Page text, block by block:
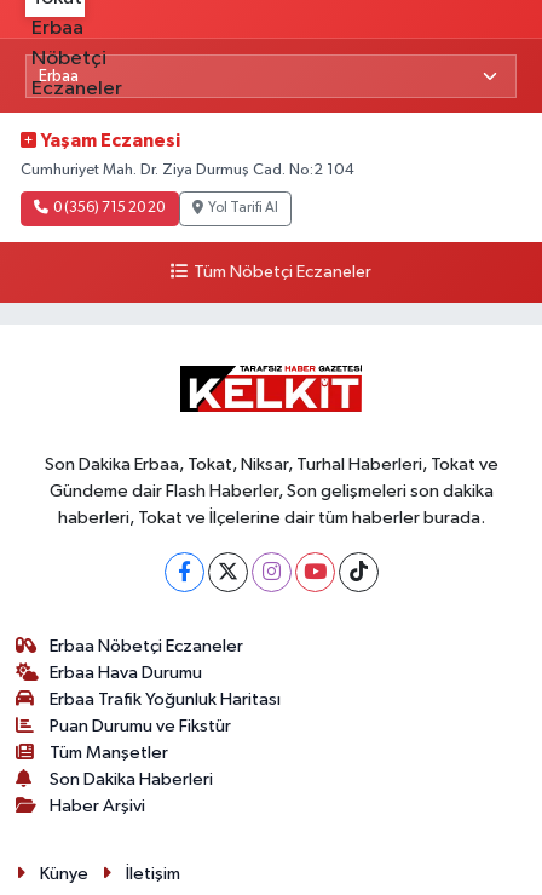
Yaşam Eczanesi
Cumhuriyet Mah. Dr. Ziya Durmuş Cad. No:2 104
0 (356) 715 20 20 Yol Tarifi Al
Tüm Nöbetçi Eczaneler
Son Dakika Erbaa, Tokat, Niksar, Turhal Haberleri, Tokat ve
Gündeme dair Flash Haberler, Son gelişmeleri son dakika
haberleri, Tokat ve İlçelerine dair tüm haberler burada.
Erbaa Nöbetçi Eczaneler
Erbaa Hava Durumu
Erbaa Trafik Yoğunluk Haritası
Puan Durumu ve Fikstür
Tüm Manşetler
Son Dakika Haberleri
Haber Arşivi
Künye İletişim